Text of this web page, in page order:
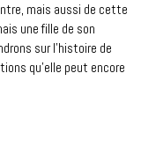
mais aussi de cette
une fille de son
sur l’histoire de
qu’elle peut encore